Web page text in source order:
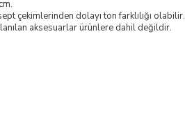
çekimlerinden dolayı ton farklılığı olabilir.
aksesuarlar ürünlere dahil değildir.